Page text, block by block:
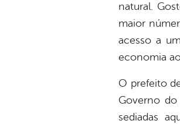
natural.
maior
acesso a
economia
O prefeito
Governo
sediadas